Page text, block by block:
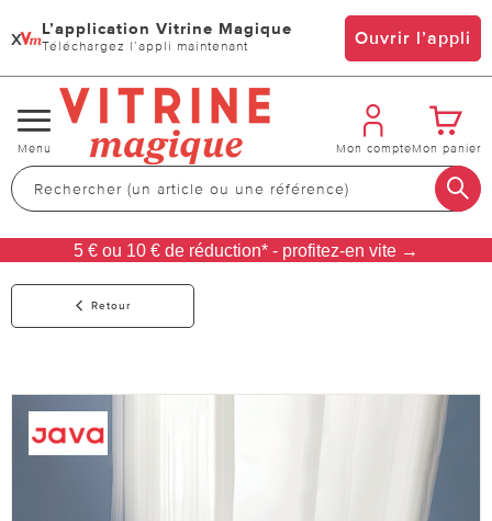
x L’application Vitrine Magique
Téléchargez l’appli maintenant Ouvrir l’appli
Changer
de
navigation
Menu Mon compteMon panier
5 € ou 10 € de réduction* - profitez-en vite →
Retour